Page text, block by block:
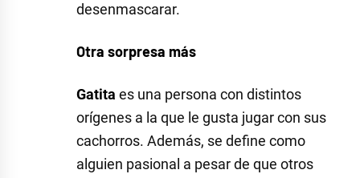
desenmascarar.
Otra sorpresa más
Gatita es una persona con distintos
orígenes a la que le gusta jugar con sus
cachorros. Además, se define como
alguien pasional a pesar de que otros